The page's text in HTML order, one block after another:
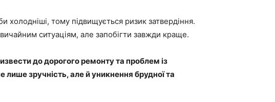
холодніші, тому підвищується ризик затвердіння.
ситуаціям, але запобігти завжди краще.
до дорогого ремонту та проблем із
зручність, але й уникнення брудної та